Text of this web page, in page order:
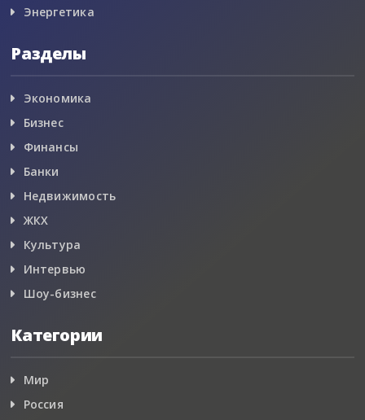
Энергетика
Разделы
Экономика
Бизнес
Финансы
Банки
Недвижимость
ЖКХ
Культура
Интервью
Шоу-бизнес
Категории
Мир
Россия